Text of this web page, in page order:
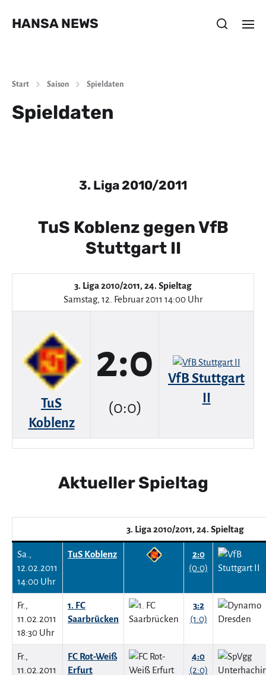
HANSA NEWS
Start Saison Spieldaten
Spieldaten
3. Liga 2010/2011
TuS Koblenz gegen VfB
Stuttgart II
3. Liga 2010/2011, 24. Spieltag
Samstag, 12. Februar 2011 14:00 Uhr
TuS
Koblenz
2:0
(0:0)
VfB Stuttgart
II
Aktueller Spieltag
3. Liga 2010/2011, 24. Spieltag
Sa.,
12.02.2011
14:00 Uhr
TuS Koblenz
2:0
(0:0)
Fr.,
11.02.2011
18:30 Uhr
1. FC
Saarbrücken
3:2
(1:0)
Fr.,
11.02.2011
FC Rot-Weiß
Erfurt
4:0
(2:0)